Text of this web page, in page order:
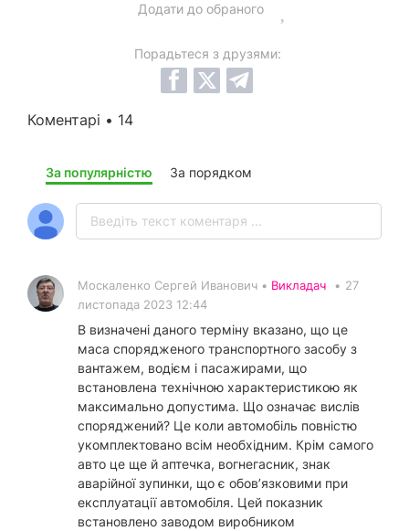
Додати до обраного
Порадьтеся з друзями:
Коментарі • 14
За популярністю За порядком
Москаленко Сергей Иванович • Викладач • 27
листопада 2023 12:44
В визначені даного терміну вказано, що це
маса спорядженого транспортного засобу з
вантажем, водієм і пасажирами, що
встановлена технічною характеристикою як
максимально допустима. Що означає вислів
споряджений? Це коли автомобіль повністю
укомплектовано всім необхідним. Крім самого
авто це ще й аптечка, вогнегасник, знак
аварійної зупинки, що є обов’язковими при
експлуатації автомобіля. Цей показник
встановлено заводом виробником